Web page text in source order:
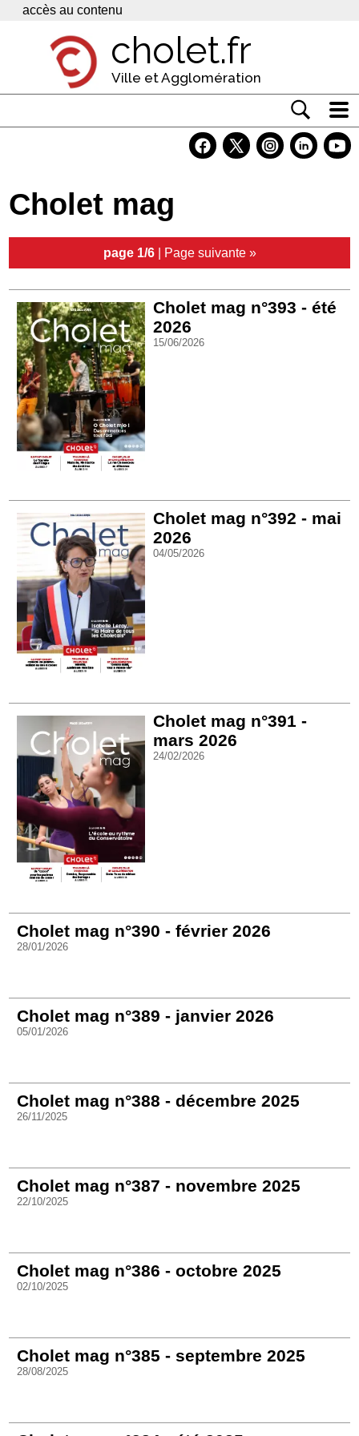
Panneau de gestion des cookies
accès au contenu
cholet.fr
Ville et Agglomération
Economie
Services
Cholet mag
page 1/6| Page suivante »
Cholet mag n°393 - été
2026
15/06/2026
Cholet mag n°392 - mai
2026
04/05/2026
Cholet mag n°391 -
mars 2026
24/02/2026
Cholet mag n°390 - février 2026
28/01/2026
Cholet mag n°389 - janvier 2026
05/01/2026
Cholet mag n°388 - décembre 2025
26/11/2025
Cholet mag n°387 - novembre 2025
22/10/2025
Cholet mag n°386 - octobre 2025
02/10/2025
Cholet mag n°385 - septembre 2025
28/08/2025